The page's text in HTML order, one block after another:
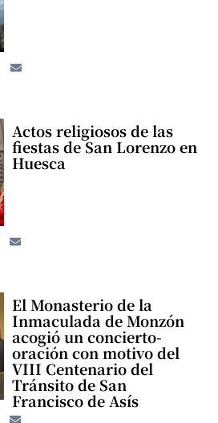
Actos religiosos de las
fiestas de San Lorenzo en
Huesca
El Monasterio de la
Inmaculada de Monzón
acogió un concierto-
oración con motivo del
VIII Centenario del
Tránsito de San
Francisco de Asís